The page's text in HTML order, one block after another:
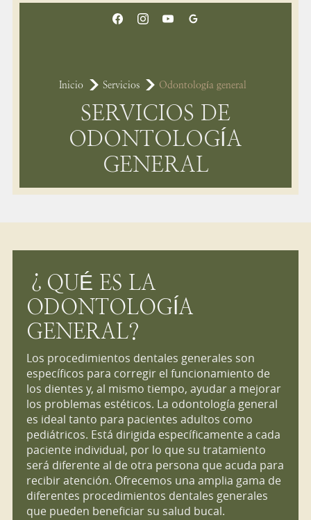
Inicio Servicios Odontología general
SERVICIOS DE
ODONTOLOGÍA
GENERAL
¿QUÉ ES LA
ODONTOLOGÍA
GENERAL?
Los procedimientos dentales generales son
específicos para corregir el funcionamiento de
los dientes y, al mismo tiempo, ayudar a mejorar
los problemas estéticos. La odontología general
es ideal tanto para pacientes adultos como
pediátricos. Está dirigida específicamente a cada
paciente individual, por lo que su tratamiento
será diferente al de otra persona que acuda para
recibir atención. Ofrecemos una amplia gama de
diferentes procedimientos dentales generales
que pueden beneficiar su salud bucal.